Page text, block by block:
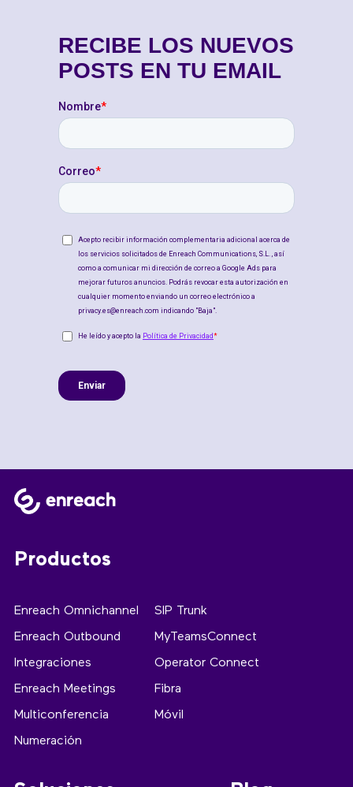
Productos
Enreach Omnichannel
Enreach Outbound
Integraciones
Enreach Meetings
Multiconferencia
Numeración
SIP Trunk
MyTeamsConnect
Operator Connect
Fibra
Móvil